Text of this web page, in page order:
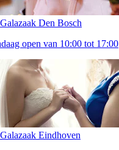
Den Bosch
open van 10:00 tot 17:00
Eindhoven